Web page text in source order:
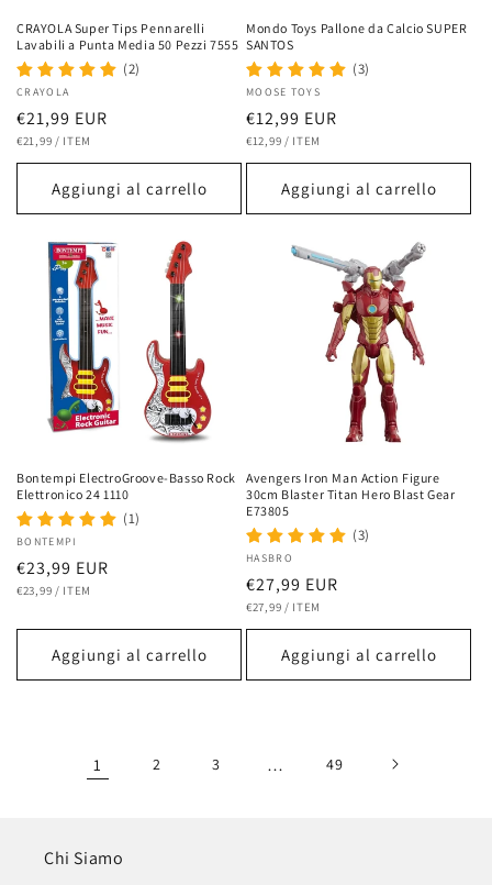
CRAYOLA Super Tips Pennarelli
Lavabili a Punta Media 50 Pezzi 7555
(2)
Fornitore:
CRAYOLA
Prezzo
di
listino
€21,99 EUR
PREZZO
€21,99 / PER
ITEM
Aggiungi al carrello
Mondo Toys Pallone da Calcio SUPER
SANTOS
(3)
Fornitore:
MOOSE TOYS
Prezzo
di
listino
€12,99 EUR
PREZZO
€12,99 / PER
ITEM
Aggiungi al carrello
Bontempi ElectroGroove-Basso Rock
Elettronico 24 1110
(1)
Fornitore:
BONTEMPI
Prezzo
di
€23,99 EUR
PREZZO
€23,99 / PER
ITEM
Aggiungi al carrello
Avengers Iron Man Action Figure
30cm Blaster Titan Hero Blast Gear
E73805
(3)
Fornitore:
HASBRO
Prezzo
di
listino
€27,99 EUR
PREZZO
€27,99 / PER
ITEM
Aggiungi al carrello
1 2 3 … 49
Chi Siamo